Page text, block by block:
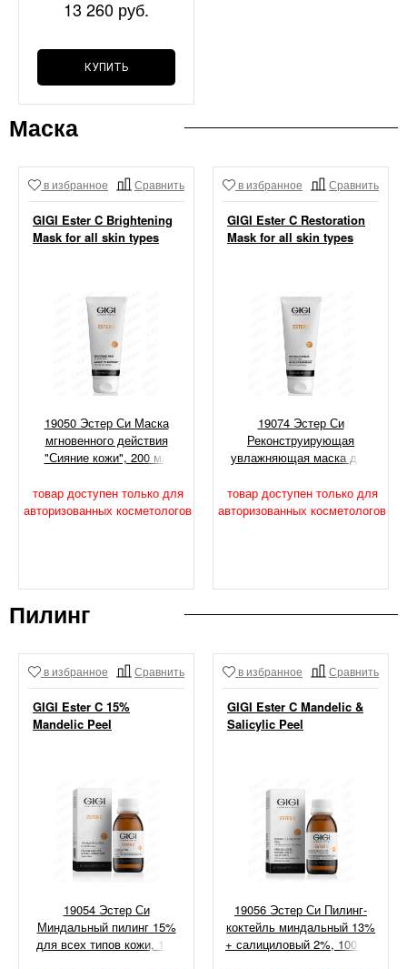
13 260 руб.
КУПИТЬ
Маска
в избранное Сравнить
GIGI Ester C Brightening
Mask for all skin types
19050 Эстер Си Маска
мгновенного действия
"Сияние кожи", 200 мл
товар доступен только для
авторизованных косметологов
в избранное Сравнить
GIGI Ester C Restoration
Mask for all skin types
19074 Эстер Си
Реконструирующая
увлажняющая маска для
товар доступен только для
авторизованных косметологов
Пилинг
в избранное Сравнить
GIGI Ester C 15%
Mandelic Peel
19054 Эстер Си
Миндальный пилинг 15%
для всех типов кожи, 100
в избранное Сравнить
GIGI Ester C Mandelic &
Salicylic Peel
19056 Эстер Си Пилинг-
коктейль миндальный 13%
+ салициловый 2%, 100 мл